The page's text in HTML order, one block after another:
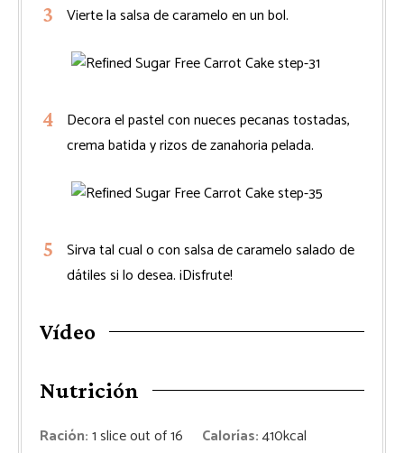
Vierte la salsa de caramelo en un bol.
Decora el pastel con nueces pecanas tostadas,
crema batida y rizos de zanahoria pelada.
Sirva tal cual o con salsa de caramelo salado de
dátiles si lo desea. ¡Disfrute!
Vídeo
Nutrición
Ración:1slice out of 16 Calorías:410kcal